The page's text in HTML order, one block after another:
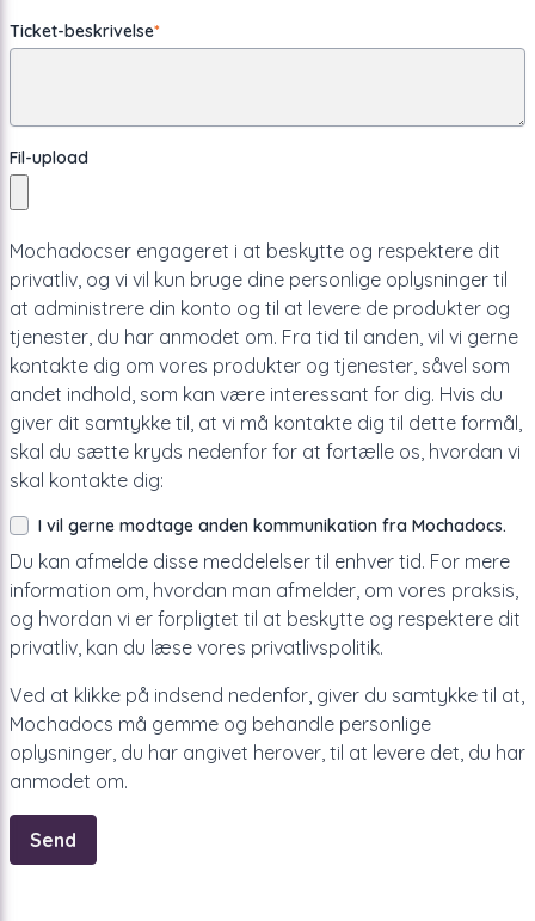
Ticket-beskrivelse*
Fil-upload
Mochadocser engageret i at beskytte og respektere dit
privatliv, og vi vil kun bruge dine personlige oplysninger til
at administrere din konto og til at levere de produkter og
tjenester, du har anmodet om. Fra tid til anden, vil vi gerne
kontakte dig om vores produkter og tjenester, såvel som
andet indhold, som kan være interessant for dig. Hvis du
giver dit samtykke til, at vi må kontakte dig til dette formål,
skal du sætte kryds nedenfor for at fortælle os, hvordan vi
skal kontakte dig:
I vil gerne modtage anden kommunikation fra Mochadocs.
Du kan afmelde disse meddelelser til enhver tid. For mere
information om, hvordan man afmelder, om vores praksis,
og hvordan vi er forpligtet til at beskytte og respektere dit
privatliv, kan du læse vores privatlivspolitik.
Ved at klikke på indsend nedenfor, giver du samtykke til at,
Mochadocs må gemme og behandle personlige
oplysninger, du har angivet herover, til at levere det, du har
anmodet om.